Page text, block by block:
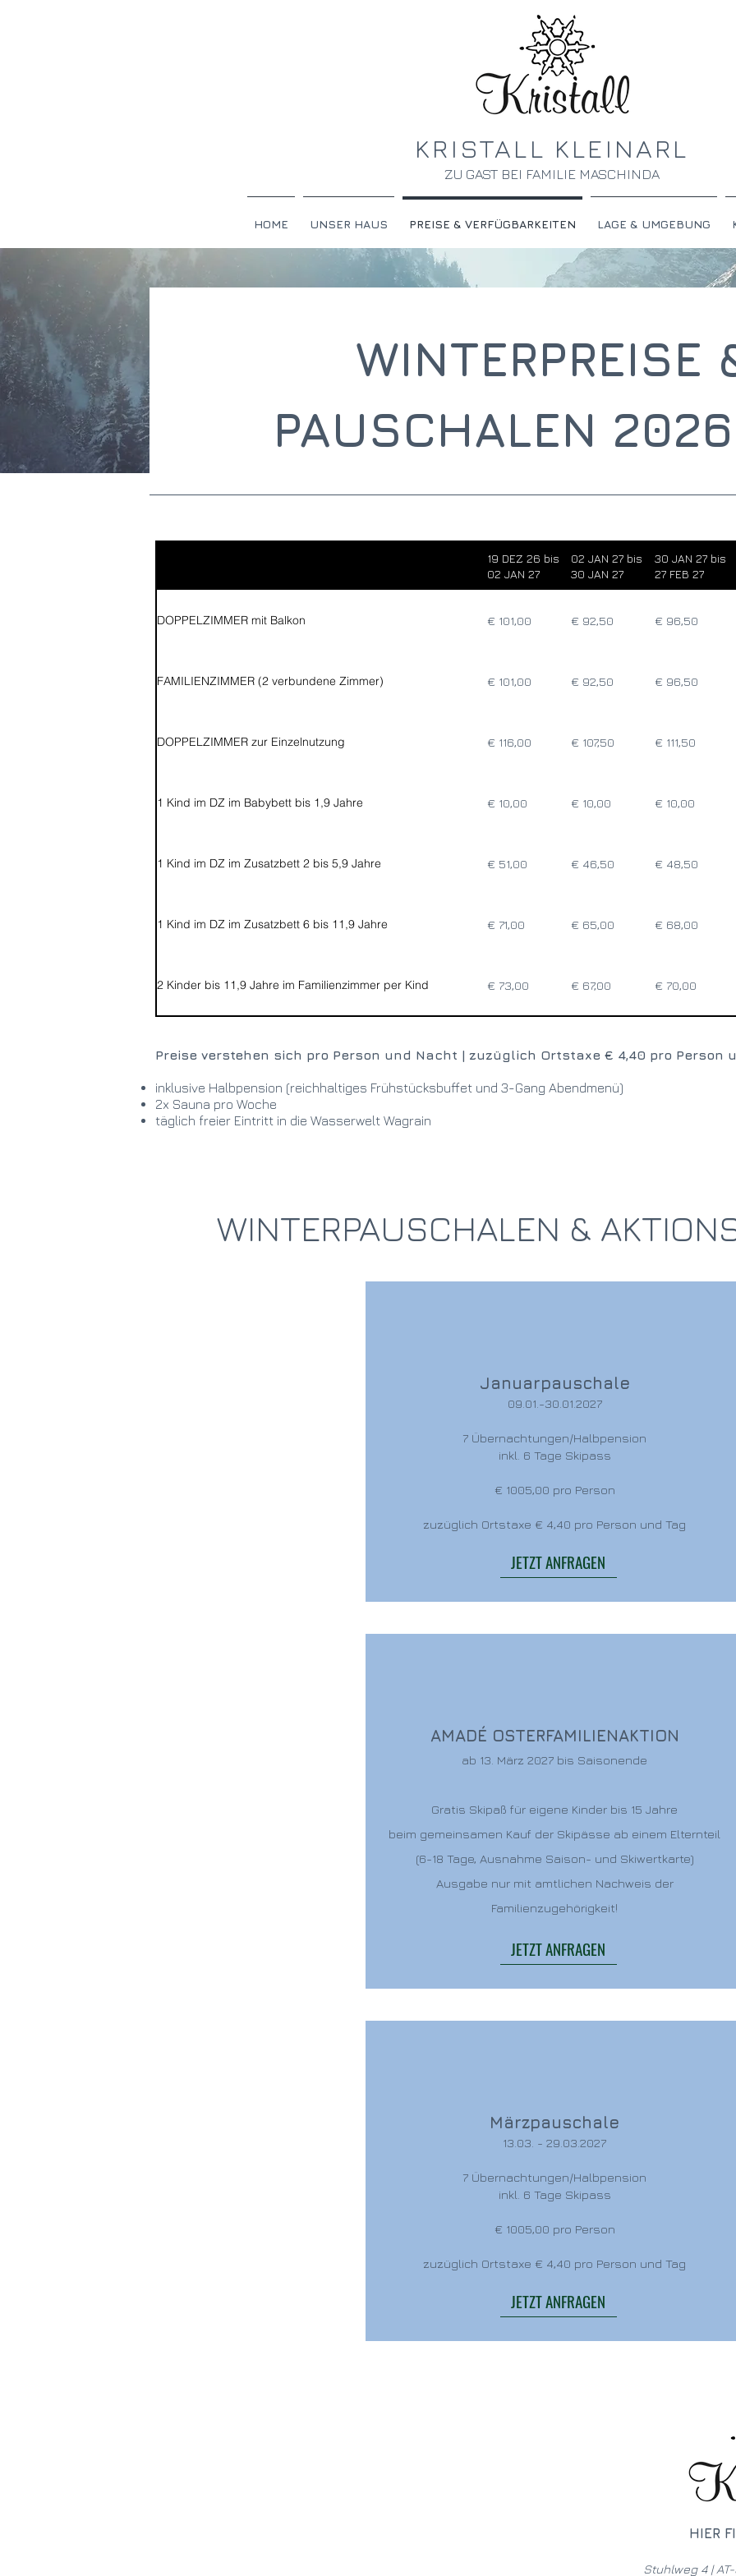
KRISTALL KLEINARL
ZU GAST BEI FAMILIE MASCHINDA
HOME UNSER HAUS PREISE & VERFÜGBARKEITEN LAGE & UMGEBUNG
WINTERPREISE
PAUSCHALEN
19 DEZ 26 bis
02 JAN 27
02 JAN 27 bis
30 JAN 27
30 JAN 27 bis
27 FEB 27
DOPPELZIMMER mit Balkon € 101,00 € 92,50 € 96,50
FAMILIENZIMMER (2 verbundene Zimmer) € 101,00 € 92,50 € 96,50
DOPPELZIMMER zur Einzelnutzung € 116,00 € 107,50 € 111,50
1 Kind im DZ im Babybett bis 1,9 Jahre € 10,00 € 10,00 € 10,00
1 Kind im DZ im Zusatzbett 2 bis 5,9 Jahre € 51,00 € 46,50 € 48,50
1 Kind im DZ im Zusatzbett 6 bis 11,9 Jahre € 71,00 € 65,00 € 68,00
2 Kinder bis 11,9 Jahre im Familienzimmer per Kind € 73,00 € 67,00 € 70,00
Preise verstehen sich pro Person und Nacht | zuzüglich Ortstaxe € 4,40 pro Person
inklusive Halbpension (reichhaltiges Frühstücksbuffet und 3-Gang Abendmenü)
2x Sauna pro Woche
täglich freier Eintritt in die Wasserwelt Wagrain
WINTERPAUSCHALEN &
Januarpauschale
09.01.-30.01.2027
7 Übernachtungen/Halbpension
inkl. 6 Tage Skipass
€ 1005,00 pro Person
zuzüglich Ortstaxe € 4,40 pro Person und Tag
JETZT ANFRAGEN
AMADÉ OSTERFAMILIENAKTION
ab 13. März 2027 bis Saisonende
Gratis Skipaß für eigene Kinder bis 15 Jahre
beim gemeinsamen Kauf der Skipässe ab einem Elternteil
(6-18 Tage, Ausnahme Saison- und Skiwertkarte)
Ausgabe nur mit amtlichen Nachweis der
Familienzugehörigkeit!
JETZT ANFRAGEN
Märzpauschale
13.03. - 29.03.2027
7 Übernachtungen/Halbpension
inkl. 6 Tage Skipass
€ 1005,00 pro Person
zuzüglich Ortstaxe € 4,40 pro Person und Tag
JETZT ANFRAGEN
HIER
Stuhlweg 4 |